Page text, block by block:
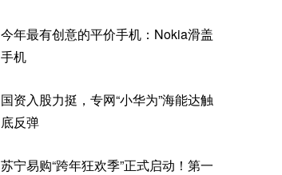
今年最有创意的平价手机：Nokia滑盖
手机
国资入股力挺，专网“小华为”海能达触
底反弹
苏宁易购“跨年狂欢季”正式启动！第一